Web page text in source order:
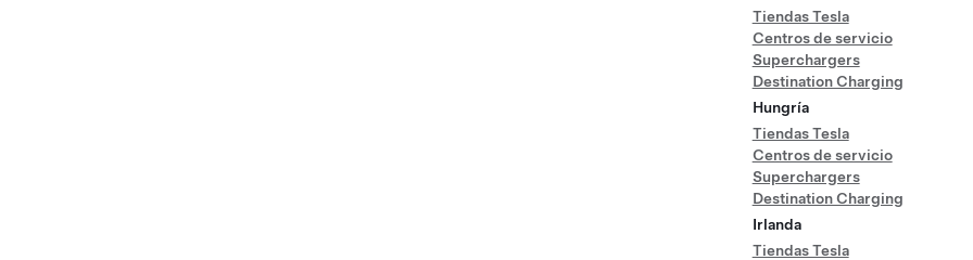
Tiendas Tesla
Centros de servicio
Superchargers
Destination Charging
Hungría
Tiendas Tesla
Centros de servicio
Superchargers
Destination Charging
Irlanda
Tiendas Tesla